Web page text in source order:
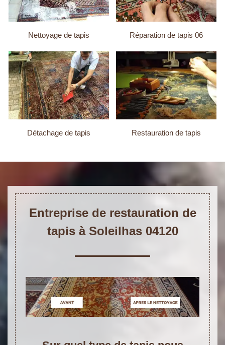
Nettoyage de tapis Réparation de tapis 06
Détachage de tapis Restauration de tapis
Entreprise de restauration de
tapis à Soleilhas 04120